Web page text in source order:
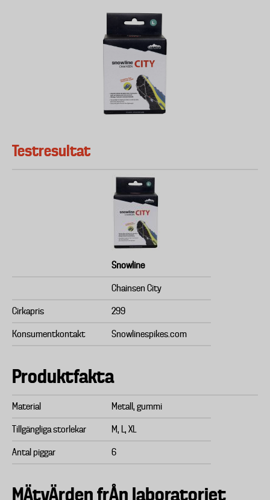
Testresultat
Snowline
Chainsen City
Cirkapris 299
Konsumentkontakt Snowlinespikes.com
Produktfakta
Material Metall, gummi
Tillgängliga storlekar M, L, XL
Antal piggar 6
MÄtvÄrden frÅn laboratoriet